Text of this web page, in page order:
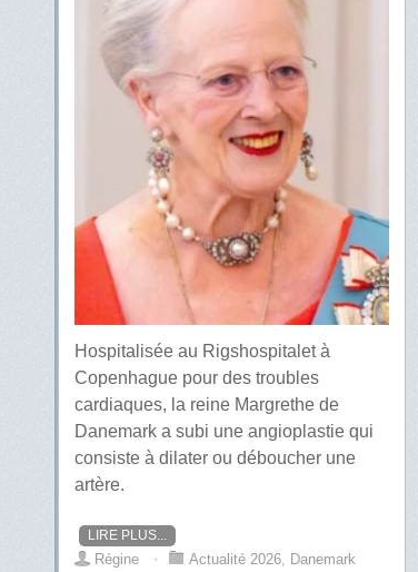
Hospitalisée au Rigshospitalet à
Copenhague pour des troubles
cardiaques, la reine Margrethe de
Danemark a subi une angioplastie qui
consiste à dilater ou déboucher une
artère.
LIRE PLUS...
Régine ⋅ Actualité 2026 Danemark